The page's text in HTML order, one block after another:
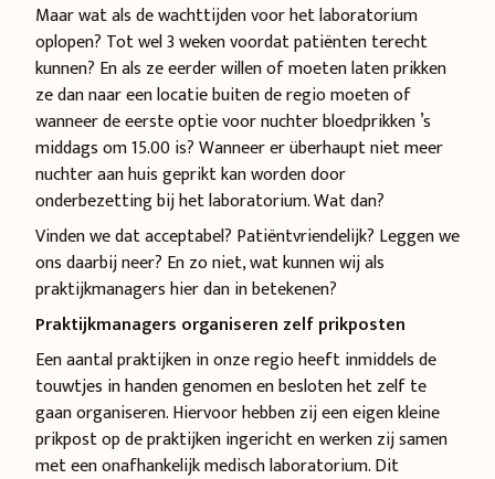
Maar wat als de wachttijden voor het laboratorium
oplopen? Tot wel 3 weken voordat patiënten terecht
kunnen? En als ze eerder willen of moeten laten prikken
ze dan naar een locatie buiten de regio moeten of
wanneer de eerste optie voor nuchter bloedprikken ’s
middags om 15.00 is? Wanneer er überhaupt niet meer
nuchter aan huis geprikt kan worden door
onderbezetting bij het laboratorium. Wat dan?
Vinden we dat acceptabel? Patiëntvriendelijk? Leggen we
ons daarbij neer? En zo niet, wat kunnen wij als
praktijkmanagers hier dan in betekenen?
Praktijkmanagers organiseren zelf prikposten
Een aantal praktijken in onze regio heeft inmiddels de
touwtjes in handen genomen en besloten het zelf te
gaan organiseren. Hiervoor hebben zij een eigen kleine
prikpost op de praktijken ingericht en werken zij samen
met een onafhankelijk medisch laboratorium. Dit